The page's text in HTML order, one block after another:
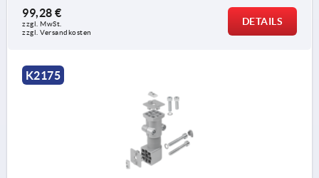
99,28 €
zzgl. MwSt.
zzgl. Versandkosten
DETAILS
K2175